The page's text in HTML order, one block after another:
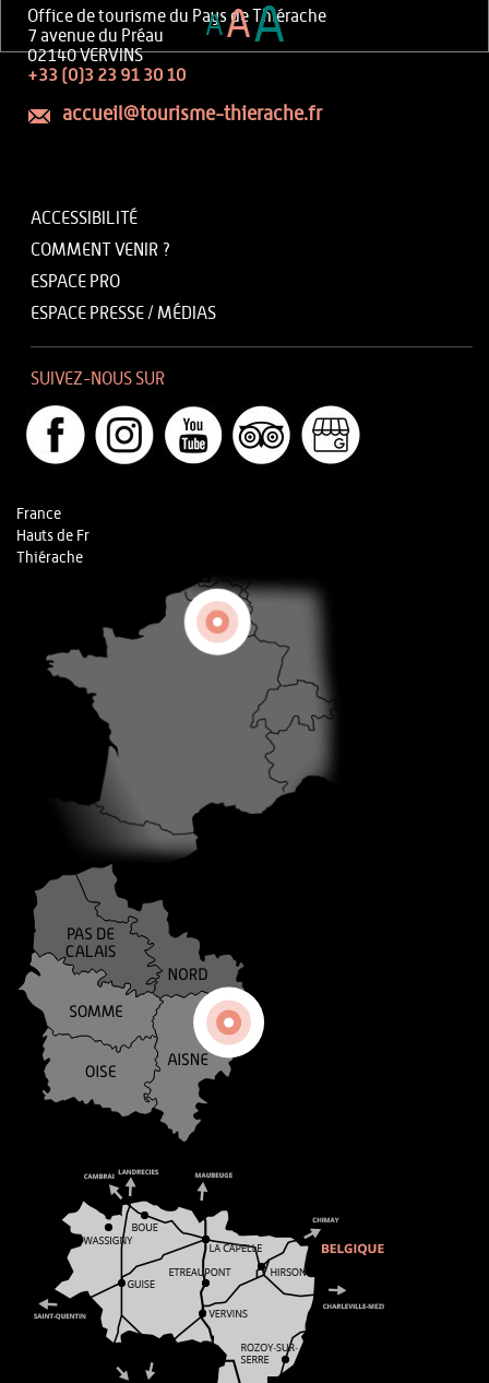
Office de tourisme du Pays de Thiérache
7 avenue du Préau
02140 VERVINS
+33 (0)3 23 91 30 10
accueil@tourisme-thierache.fr
ACCESSIBILITÉ
COMMENT VENIR ?
ESPACE PRO
ESPACE PRESSE / MÉDIAS
SUIVEZ-NOUS SUR
France
Hauts de Fr
Thiérache
AAA